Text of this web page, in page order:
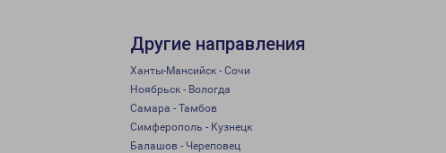
Другие направления
Ханты-Мансийск - Сочи
Ноябрьск - Вологда
Самара - Тамбов
Симферополь - Кузнецк
Балашов - Череповец